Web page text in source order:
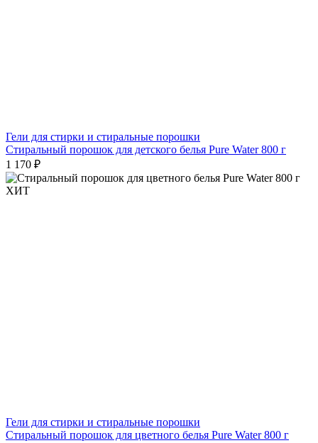
Гели для стирки и стиральные порошки
Стиральный порошок для детского белья Pure Water 800 г
1 170 ₽
ХИТ
Гели для стирки и стиральные порошки
Стиральный порошок для цветного белья Pure Water 800 г